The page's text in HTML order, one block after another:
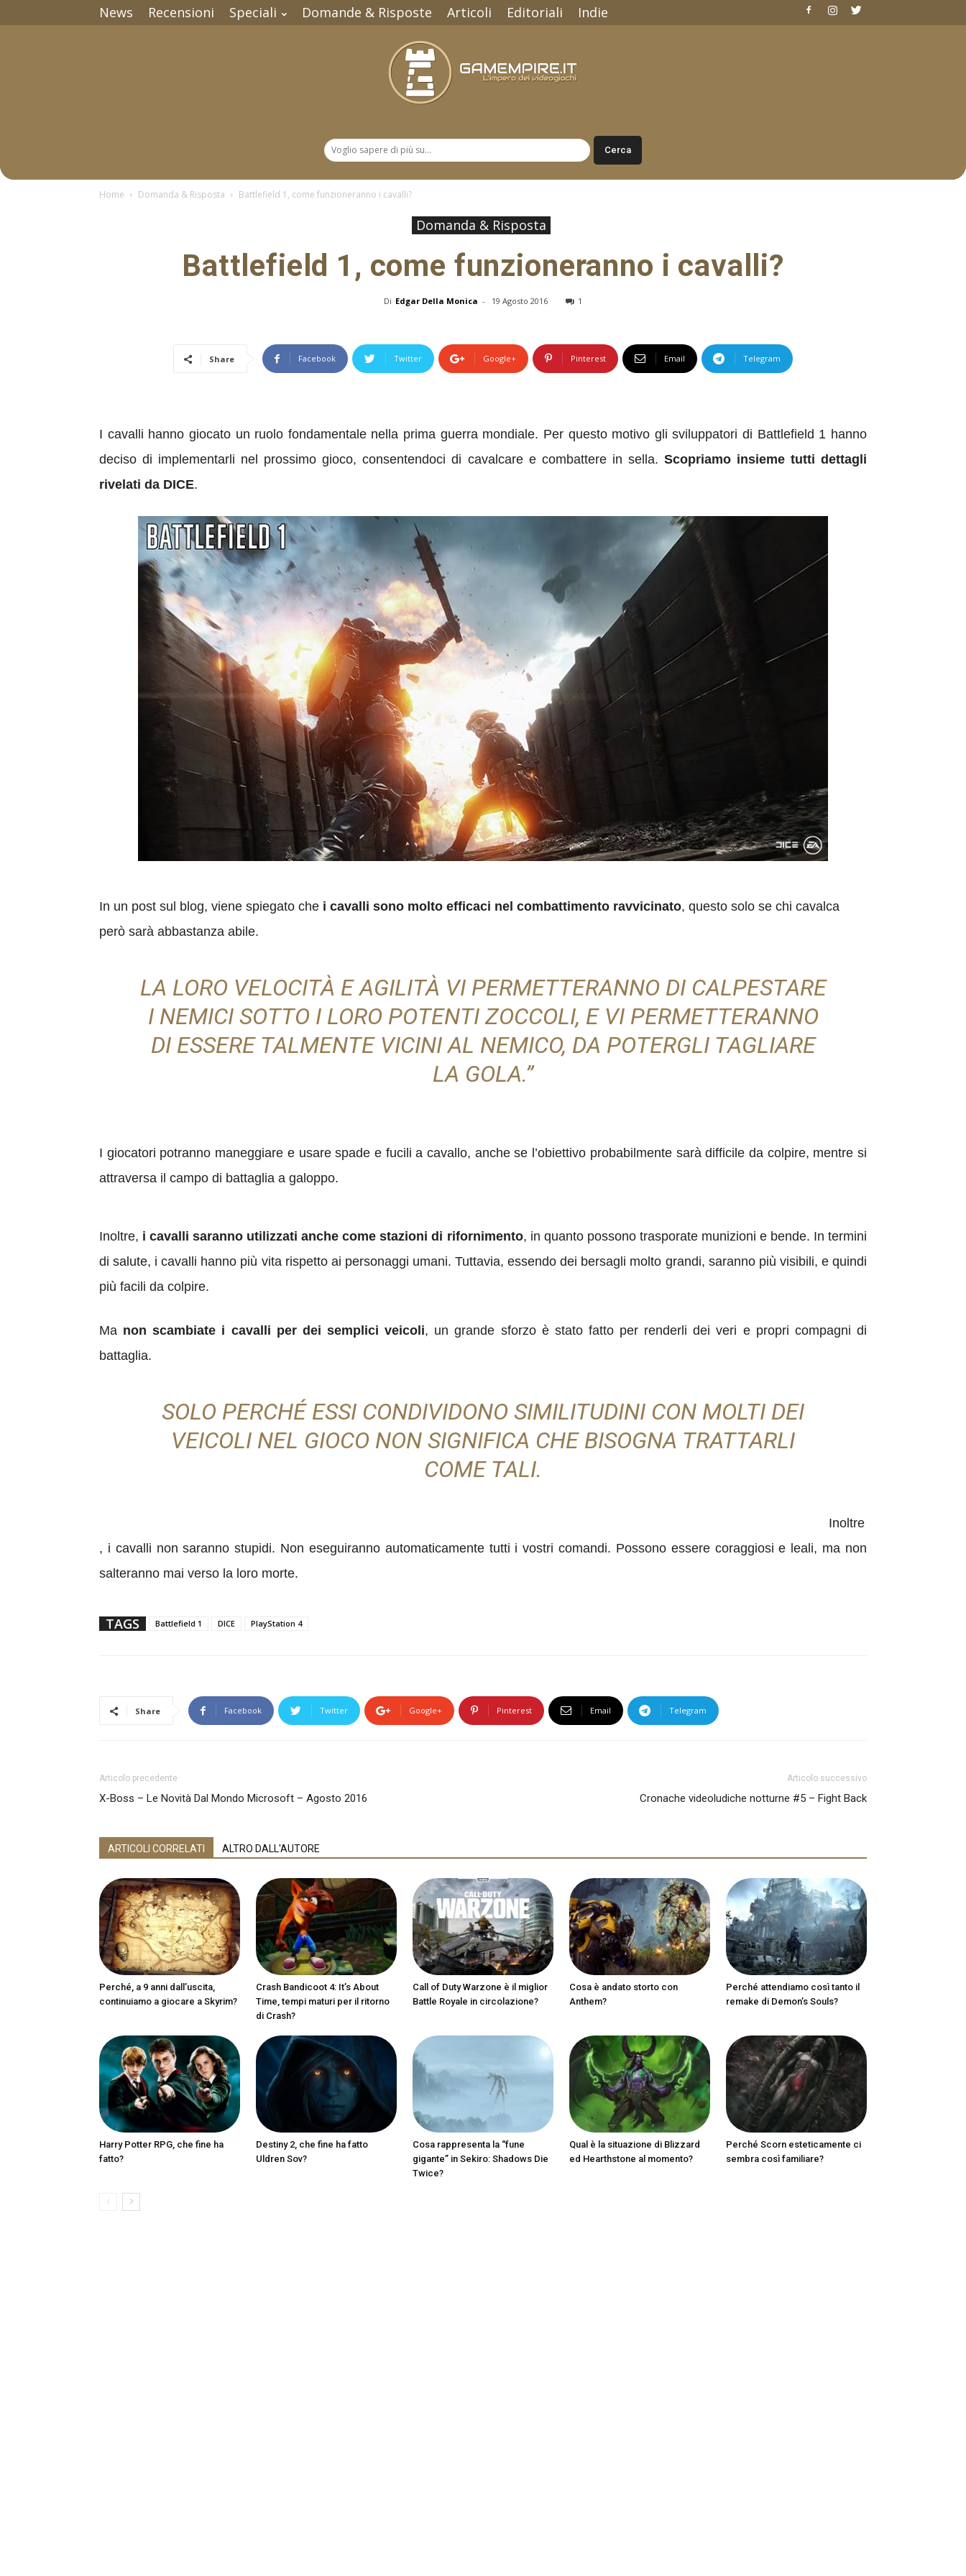
News Recensioni Speciali Domande & Risposte Articoli Editoriali Indie
Home Domanda & Risposta Battlefield 1, come funzioneranno i cavalli?
Domanda & Risposta
Battlefield 1, come funzioneranno i cavalli?
Di Edgar Della Monica - 19 Agosto 2016 1
Share Facebook Twitter Google+ Pinterest Email Telegram
I cavalli hanno giocato un ruolo fondamentale nella prima guerra mondiale. Per questo motivo gli sviluppatori di Battlefield 1 hanno
deciso di implementarli nel prossimo gioco, consentendoci di cavalcare e combattere in sella. Scopriamo insieme tutti dettagli
rivelati da DICE.
In un post sul blog, viene spiegato che i cavalli sono molto efficaci nel combattimento ravvicinato, questo solo se chi cavalca
però sarà abbastanza abile.
LA LORO VELOCITÀ E AGILITÀ VI PERMETTERANNO DI CALPESTARE
I NEMICI SOTTO I LORO POTENTI ZOCCOLI, E VI PERMETTERANNO
DI ESSERE TALMENTE VICINI AL NEMICO, DA POTERGLI TAGLIARE
LA GOLA.”
I giocatori potranno maneggiare e usare spade e fucili a cavallo, anche se l’obiettivo probabilmente sarà difficile da colpire, mentre si
attraversa il campo di battaglia a galoppo.
Inoltre, i cavalli saranno utilizzati anche come stazioni di rifornimento, in quanto possono trasporate munizioni e bende. In termini
di salute, i cavalli hanno più vita rispetto ai personaggi umani.Tuttavia, essendo dei bersagli molto grandi, saranno più visibili, e quindi
più facili da colpire.
Ma non scambiate i cavalli per dei semplici veicoli, un grande sforzo è stato fatto per renderli dei veri e propri compagni di
battaglia.
SOLO PERCHÉ ESSI CONDIVIDONO SIMILITUDINI CON MOLTI DEI
VEICOLI NEL GIOCO NON SIGNIFICA CHE BISOGNA TRATTARLI
COME TALI.
Inoltre
, i cavalli non saranno stupidi. Non eseguiranno automaticamente tutti i vostri comandi. Possonoessere coraggiosi e leali, ma non
salteranno mai verso la loro morte.
TAGS Battlefield 1 DICE PlayStation 4
Share Facebook Twitter Google+ Pinterest Email Telegram
Articolo precedente
X-Boss – Le Novità Dal Mondo Microsoft – Agosto 2016
Articolo successivo
Cronache videoludiche notturne #5 – Fight Back
ARTICOLI CORRELATI ALTRO DALL'AUTORE
Perché, a 9 anni dall’uscita,
continuiamo a giocare a Skyrim?
Crash Bandicoot 4: It’s About
Time, tempi maturi per il ritorno
di Crash?
Call of Duty Warzone è il miglior
Battle Royale in circolazione?
Cosa è andato storto con
Anthem?
Perché attendiamo così tanto il
remake di Demon’s Souls?
Harry Potter RPG, che fine ha
fatto?
Destiny 2, che fine ha fatto
Uldren Sov?
Cosa rappresenta la “fune
gigante” in Sekiro: Shadows Die
Twice?
Qual è la situazione di Blizzard
ed Hearthstone al momento?
Perché Scorn esteticamente ci
sembra così familiare?